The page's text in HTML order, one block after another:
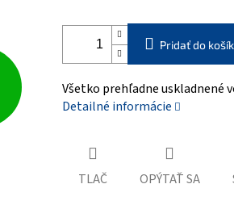
Pridať do
Všetko prehľadne uskladnené
Detailné informácie
TLAČ OPÝTAŤ SA